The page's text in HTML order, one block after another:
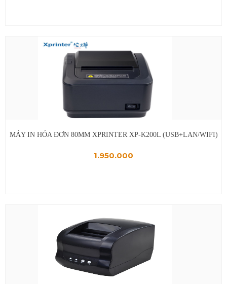
MÁY IN HÓA ĐƠN 80MM XPRINTER XP-K200L (USB+LAN/WIFI)
1.950.000